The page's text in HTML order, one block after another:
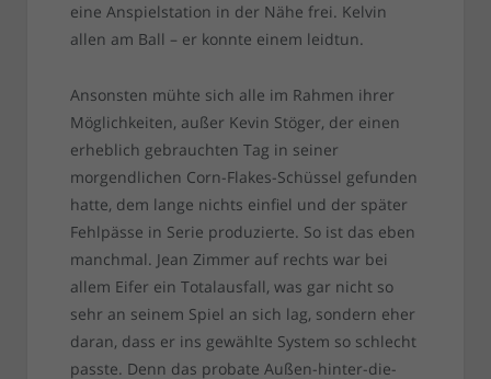
eine Anspielstation in der Nähe frei. Kelvin
allen am Ball – er konnte einem leidtun.
Ansonsten mühte sich alle im Rahmen ihrer
Möglichkeiten, außer Kevin Stöger, der einen
erheblich gebrauchten Tag in seiner
morgendlichen Corn-Flakes-Schüssel gefunden
hatte, dem lange nichts einfiel und der später
Fehlpässe in Serie produzierte. So ist das eben
manchmal. Jean Zimmer auf rechts war bei
allem Eifer ein Totalausfall, was gar nicht so
sehr an seinem Spiel an sich lag, sondern eher
daran, dass er ins gewählte System so schlecht
passte. Denn das probate Außen-hinter-die-